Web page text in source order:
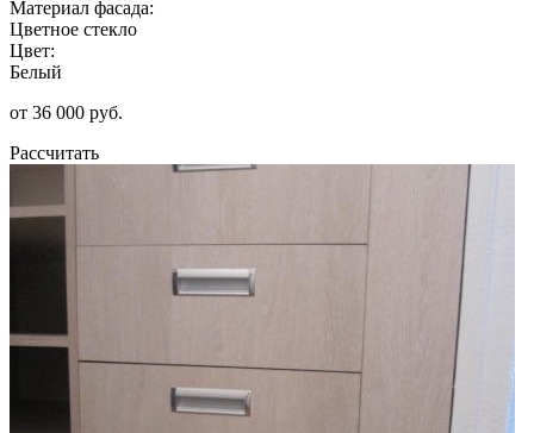
Материал фасада:
Цветное стекло
Цвет:
Белый
от 36 000 руб.
Рассчитать